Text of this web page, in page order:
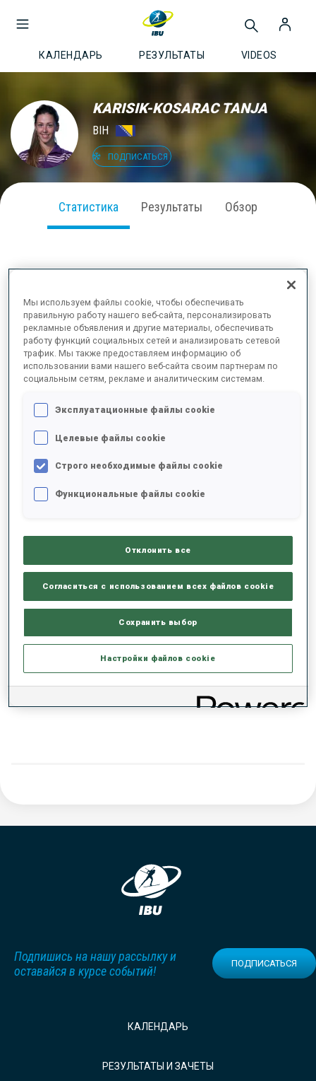
КАЛЕНДАРЬ РЕЗУЛЬТАТЫ VIDEOS
KARISIK-KOSARAC TANJA
BIH
ПОДПИСАТЬСЯ
Статистика Результаты Обзор
2025/2026
РЕЗУЛЬТАТЫ - СРЕДНЕЕ ЗНАЧЕНИЕ
ЛЫЖНЫЙ ХОД - ОТСТАВАНИЕ ОТ ЛИДЕРА
Данных нет
Данных нет
СТРЕЛЬБА СТОЯ
Данных нет
РЕЗУЛЬТАТЫ - ТЕНДЕНЦИЯ
ДАННЫХ НЕТ
Подпишись на нашу рассылку и
оставайся в курсе событий!
ПОДПИСАТЬСЯ
КАЛЕНДАРЬ
РЕЗУЛЬТАТЫ И ЗАЧЕТЫ
Мы используем файлы cookie, чтобы обеспечивать
правильную работу нашего веб-сайта, персонализировать
рекламные объявления и другие материалы, обеспечивать
работу функций социальных сетей и анализировать сетевой
трафик. Мы также предоставляем информацию об
использовании вами нашего веб-сайта своим партнерам по
социальным сетям, рекламе и аналитическим системам.
Эксплуатационные файлы cookie
Целевые файлы cookie
Строго необходимые файлы cookie
Функциональные файлы cookie
Отклонить все
Согласиться с использованием всех файлов cookie
Сохранить выбор
Настройки файлов cookie